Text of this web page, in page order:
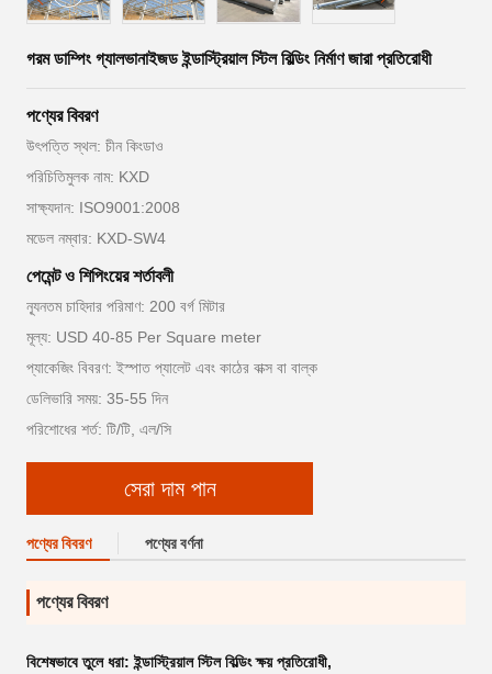
গরম ডাম্পিং গ্যালভানাইজড ইন্ডাস্ট্রিয়াল স্টিল বিল্ডিং নির্মাণ জারা প্রতিরোধী
পণ্যের বিবরণ
উৎপত্তি স্থল: চীন কিংডাও
পরিচিতিমুলক নাম: KXD
সাক্ষ্যদান: ISO9001:2008
মডেল নম্বার: KXD-SW4
পেমেন্ট ও শিপিংয়ের শর্তাবলী
ন্যূনতম চাহিদার পরিমাণ: 200 বর্গ মিটার
মূল্য: USD 40-85 Per Square meter
প্যাকেজিং বিবরণ: ইস্পাত প্যালেট এবং কাঠের বাক্স বা বাল্ক
ডেলিভারি সময়: 35-55 দিন
পরিশোধের শর্ত: টি/টি, এল/সি
সেরা দাম পান
পণ্যের বিবরণ পণ্যের বর্ণনা
পণ্যের বিবরণ
বিশেষভাবে তুলে ধরা:ইন্ডাস্ট্রিয়াল স্টিল বিল্ডিং ক্ষয় প্রতিরোধী,